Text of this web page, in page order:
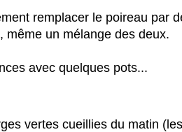
remplacer le poireau par
même un mélange des deux.
avec quelques pots...
vertes cueillies du matin